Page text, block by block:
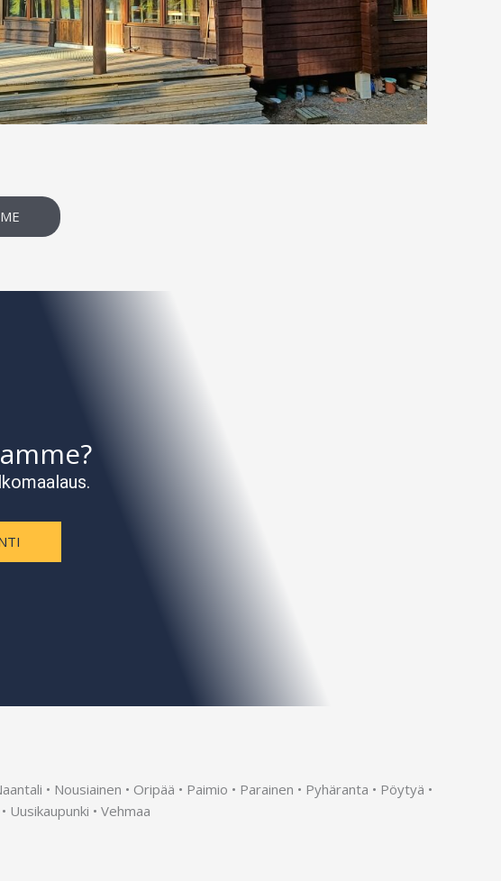
• Nousiainen • Oripää • Paimio • Parainen • Pyhäranta • Pöytyä •
Uusikaupunki • Vehmaa